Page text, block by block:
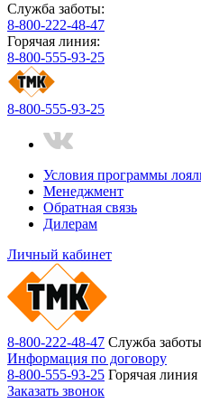
Служба заботы:
8-800-222-48-47
Горячая линия:
8-800-555-93-25
8-800-555-93-25
Условия программы
Менеджмент
Обратная связь
Дилерам
Личный кабинет
8-800-222-48-47 Служба заботы
Информация по договору
8-800-555-93-25 Горячая линия
Заказать звонок